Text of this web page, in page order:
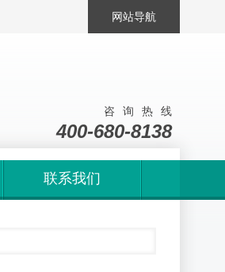
网站导航
咨询热线
400-680-8138
联系我们